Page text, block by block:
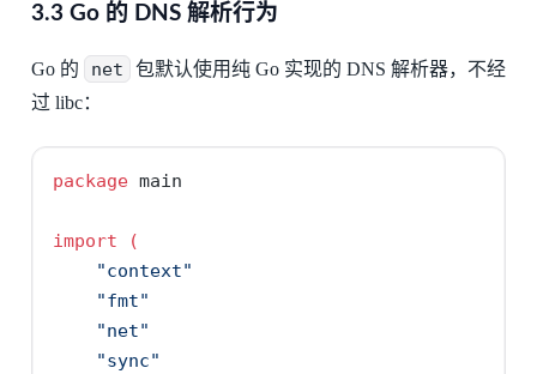
3.3 Go 的 DNS 解析行为
Go 的 net
包默认使用纯 Go 实现的 DNS 解析器，不经
过 libc：
package main
import
(
"context"
"fmt"
"net"
"sync"